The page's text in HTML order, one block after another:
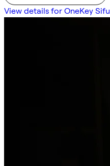
View details for OneKey Sifu